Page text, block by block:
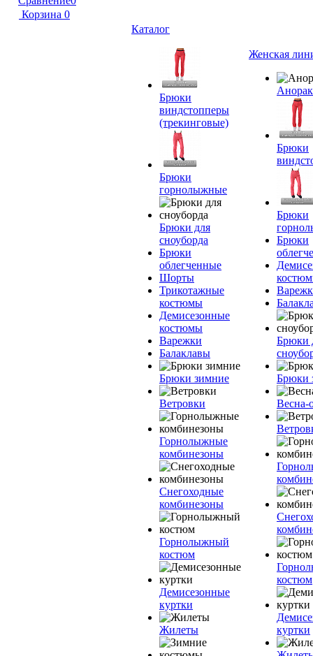
Корзина 0
Каталог
Брюки
виндстопперы
(трекинговые)
Брюки
горнолыжные
Брюки для
сноуборда
Брюки
облегченные
Шорты
Трикотажные
костюмы
Демисезонные
костюмы
Варежки
Балаклавы
Брюки зимние
Ветровки
Горнолыжные
комбинезоны
Снегоходные
комбинезоны
Горнолыжный
костюм
Демисезонные
куртки
Жилеты
Женская
Брюки
Брюки
Брюки
Брюки
Брюки
Весна-
костюм
куртки